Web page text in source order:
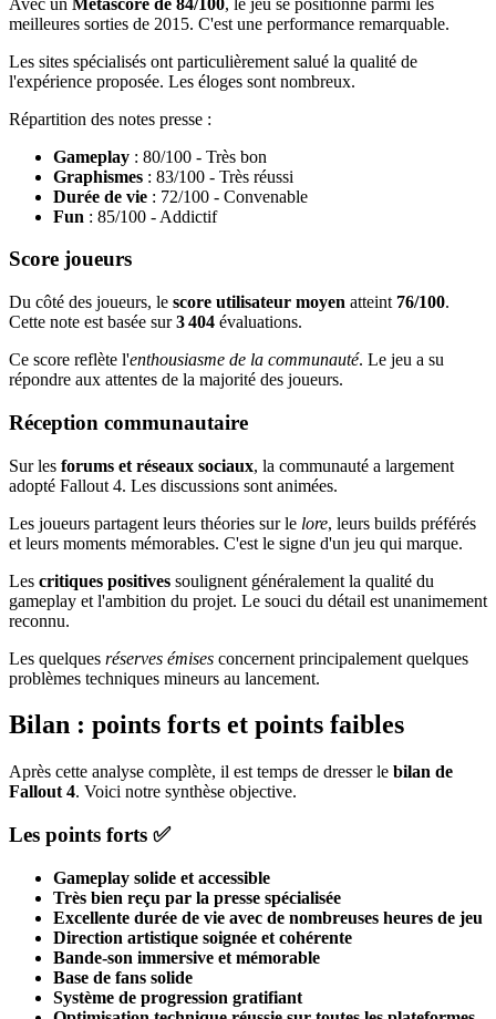
meilleures sorties de 2015. C'est une performance remarquable.
Les sites spécialisés ont particulièrement salué la qualité de
l'expérience proposée. Les éloges sont nombreux.
Répartition des notes presse :
Gameplay : 80/100 - Très bon
Graphismes : 83/100 - Très réussi
Durée de vie : 72/100 - Convenable
Fun : 85/100 - Addictif
Score joueurs
Du côté des joueurs, le score utilisateur moyen atteint 76/100.
Cette note est basée sur3 404 évaluations.
Ce score reflète l'enthousiasme de la communauté. Le jeu a su
répondre aux attentes de la majorité des joueurs.
Réception communautaire
Sur les forums et réseaux sociaux, la communauté a largement
adopté Fallout 4. Les discussions sont animées.
Les joueurs partagent leurs théories sur le lore, leurs builds préférés
et leurs moments mémorables. C'est le signe d'un jeu qui marque.
Les critiques positives soulignent généralement la qualité du
gameplay et l'ambition du projet. Le souci du détail est unanimement
reconnu.
Les quelques réserves émises concernent principalement quelques
problèmes techniques mineurs au lancement.
Bilan : points forts et points faibles
Après cette analyse complète, il est temps de dresser le bilan de
Fallout 4. Voici notre synthèse objective.
Les points forts ✅
Gameplay solide et accessible
Très bien reçu par la presse spécialisée
Excellente durée de vie avec de nombreuses heures de jeu
Direction artistique soignée et cohérente
Bande-son immersive et mémorable
Base de fans solide
Système de progression gratifiant